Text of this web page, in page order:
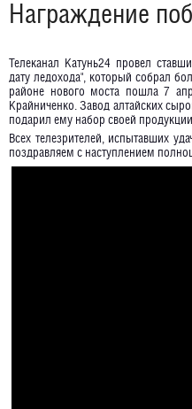
Награждение
Телеканал Катунь24 провел
дату ледохода", который собрал
районе нового моста пошла 7
Крайниченко. Завод алтайских
подарил ему набор своей продукции.
Всех телезрителей, испытавших
поздравляем с наступлением